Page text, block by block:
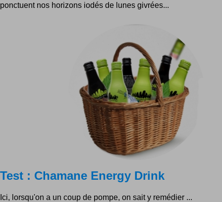
ponctuent nos horizons iodés de lunes givrées...
Test : Chamane Energy Drink
Ici, lorsqu'on a un coup de pompe, on sait y remédier ...